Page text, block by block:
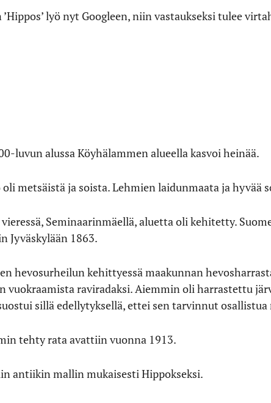
’Hippos’ lyö nyt Googleen, niin vastaukseksi tulee
luvun alussa Köyhälammen alueella kasvoi heinää.
metsäistä ja soista. Lehmien laidunmaata ja hyvää
vieressä, Seminaarinmäellä, aluetta oli kehitetty.
Jyväskylään 1863.
hevosurheilun kehittyessä maakunnan
vuokraamista raviradaksi. Aiemmin oli harrastettu
sillä edellytyksellä, ettei sen tarvinnut osallistua
tehty rata avattiin vuonna 1913.
antiikin mallin mukaisesti Hippokseksi.